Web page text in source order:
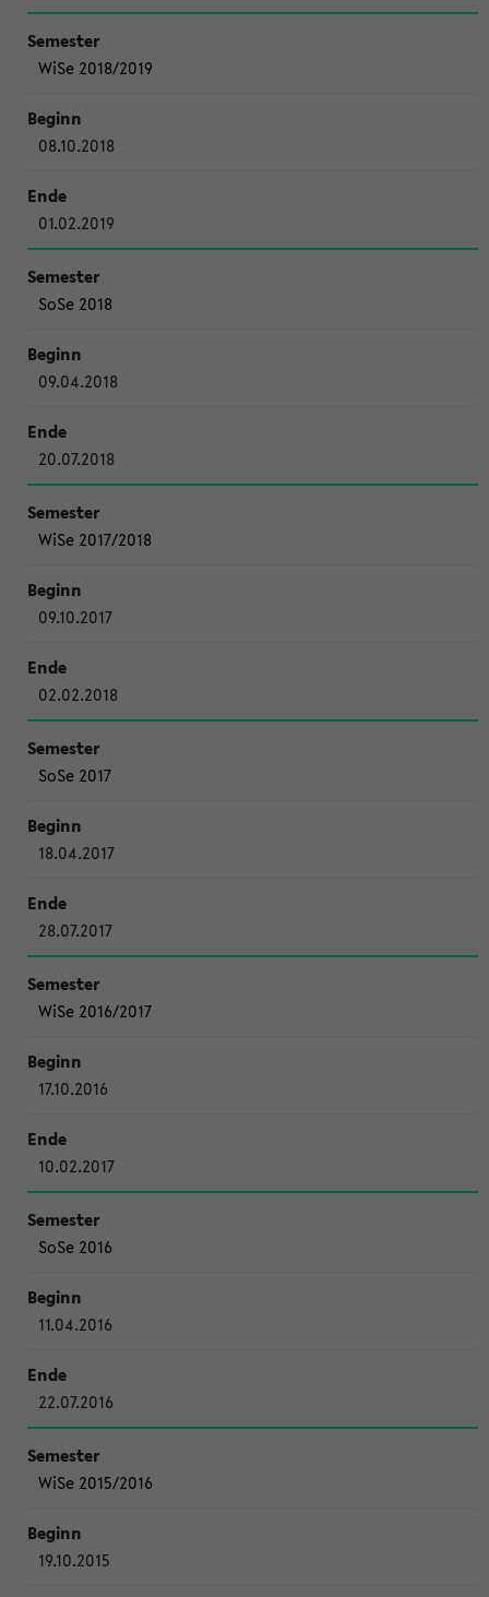
WiSe 2018/2019
08.10.2018
01.02.2019
SoSe 2018
09.04.2018
20.07.2018
WiSe 2017/2018
09.10.2017
02.02.2018
SoSe 2017
18.04.2017
28.07.2017
WiSe 2016/2017
17.10.2016
10.02.2017
SoSe 2016
11.04.2016
22.07.2016
WiSe 2015/2016
19.10.2015